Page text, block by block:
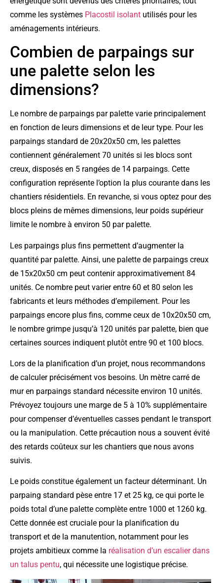
comme les systèmes Placostil isolant utilisés pour les
aménagements intérieurs.
Combien de parpaings sur
une palette selon les
dimensions?
Le nombre de parpaings par palette varie principalement
en fonction de leurs dimensions et de leur type. Pour les
parpaings standard de 20x20x50 cm, les palettes
contiennent généralement 70 unités si les blocs sont
creux, disposés en 5 rangées de 14 parpaings. Cette
configuration représente l’option la plus courante dans les
chantiers résidentiels. En revanche, si vous optez pour des
blocs pleins de mêmes dimensions, leur poids supérieur
limite le nombre à environ 50 par palette.
Les parpaings plus fins permettent d’augmenter la
quantité par palette. Ainsi, une palette de parpaings creux
de 15x20x50 cm peut contenir approximativement 84
unités. Ce nombre peut varier entre 60 et 80 selon les
fabricants et leurs méthodes d’empilement. Pour les
parpaings encore plus fins, comme ceux de 10x20x50 cm,
le nombre grimpe jusqu’à 120 unités par palette, bien que
certaines sources indiquent plutôt entre 90 et 100 blocs.
Lors de la planification d’un projet, nous recommandons
de calculer précisément vos besoins. Un mètre carré de
mur en parpaings standard nécessite environ 10 unités.
Prévoyez toujours une marge de 5 à 10% supplémentaire
pour compenser d’éventuelles casses pendant le transport
ou la manipulation. Cette précaution nous a souvent évité
des retards coûteux sur les chantiers que nous avons
suivis.
Le poids constitue également un facteur déterminant. Un
parpaing standard pèse entre 17 et 25 kg, ce qui porte le
poids total d’une palette complète entre 1000 et 1260 kg.
Cette donnée est cruciale pour la planification du
transport et de la manutention, notamment pour les
projets ambitieux comme la réalisation d’un escalier dans
un talus pentu, qui nécessite une logistique précise.